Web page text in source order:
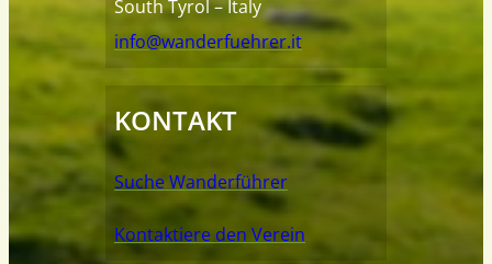
South Tyrol – Italy
info@wanderfuehrer.it
KONTAKT
Suche Wanderführer
Kontaktiere den Verein